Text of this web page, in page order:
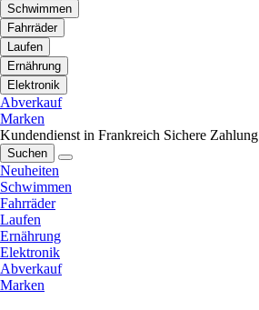
Schwimmen
Fahrräder
Laufen
Ernährung
Elektronik
Abverkauf
Marken
Kundendienst in Frankreich Sichere Zahlung
Suchen
Neuheiten
Schwimmen
Fahrräder
Laufen
Ernährung
Elektronik
Abverkauf
Marken